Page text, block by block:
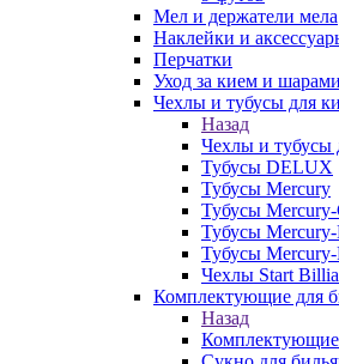
Мел и держатели мела
Наклейки и
Перчатки
Уход за кием и шарами
Чехлы и тубусы для
Назад
Чехлы и тубусы
Тубусы DELUX
Тубусы Mercury
Тубусы
Тубусы
Тубусы
Чехлы Start
Комплектующие для
Назад
Комплектующие